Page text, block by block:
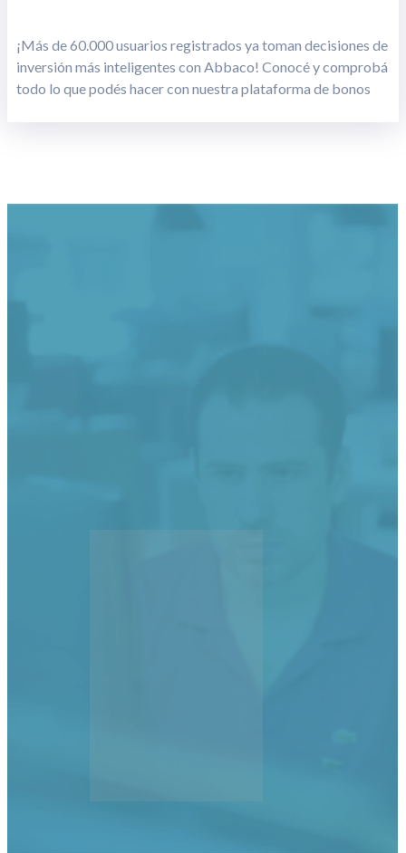
¡Más de 60.000 usuarios registrados ya toman decisiones de
inversión más inteligentes con Abbaco! Conocé y comprobá
todo lo que podés hacer con nuestra plataforma de bonos